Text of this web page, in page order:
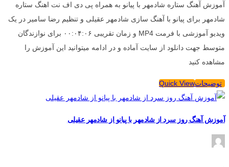
آموزش آهنگ ستاره شادمهر با پیانو به همراه پی دی اف نت اهنگ ستاره
شادمهر برای پیانو با آهنگ سازی شادمهر عقیلی و تنظیم رضا سامیر در یک
ویدیو آموزشی با فرمت MP4 و زمان تقریبی ۰۰:۰۴:۰۶ برای نوازندگان
متوسط جهت دانلود از سایت آماده و در ادامه میتوانید این آموزش را
مشاهده کنید
توضیحاتQuick View
آموزش آهنگ روز سرد از شادمهر با پیانو از شادمهر عقیلی